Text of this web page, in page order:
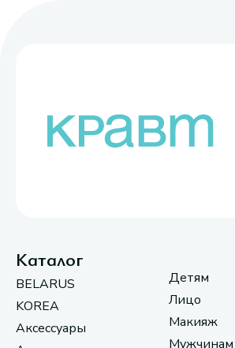
Каталог
BELARUS
KOREA
Аксессуары
Детям
Лицо
Макияж
Мужчинам